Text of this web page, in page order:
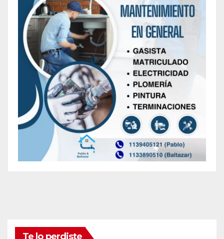
Te lo perdiste